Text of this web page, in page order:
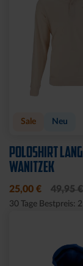
Sale Neu
POLOSHIRT
WANITZEK
25,00 € 49,95 €
30 Tage Bestpreis: